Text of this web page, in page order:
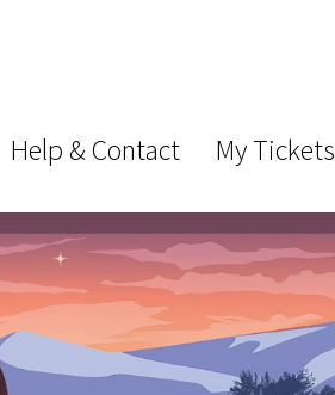
Help & Contact My Tickets